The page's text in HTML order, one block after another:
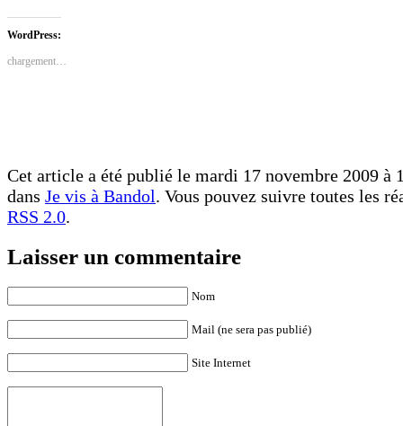
Facebook(ouvre
dans
une
fenêtre)
WordPress:
chargement…
Cet article a été publié le mardi 17 novembre 2009 à
dans Je vis à Bandol. Vous pouvez suivre toutes les
RSS 2.0.
Laisser un commentaire
Nom
Mail (ne sera pas publié)
Site Internet